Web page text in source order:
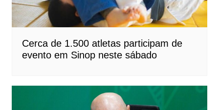
Cerca de 1.500 atletas participam de
evento em Sinop neste sábado